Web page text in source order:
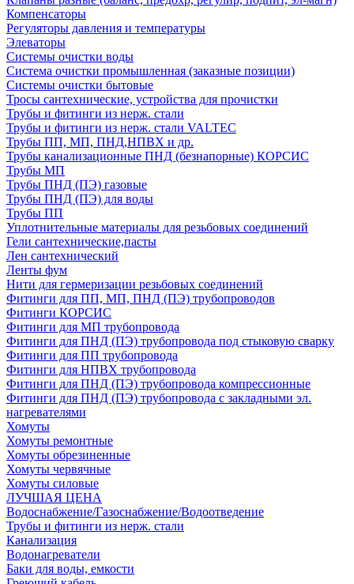
Компенсаторы
Регуляторы давления и температуры
Элеваторы
Системы очистки воды
Система очистки промышленная (заказные позиции)
Системы очистки бытовые
Тросы сантехнические, устройства для прочистки
Трубы и фитинги из нерж. стали
Трубы и фитинги из нерж. стали VALTEC
Трубы ПП, МП, ПНД,НПВХ и др.
Трубы канализационные ПНД (безнапорные) КОРСИС
Трубы МП
Трубы ПНД (ПЭ) газовые
Трубы ПНД (ПЭ) для воды
Трубы ПП
Уплотнительные материалы для резьбовых соединений
Гели сантехнические,пасты
Лен сантехнический
Ленты фум
Нити для гермеризации резьбовых соединений
Фитинги для ПП, МП, ПНД (ПЭ) трубопроводов
Фитинги КОРСИС
Фитинги для МП трубопровода
Фитинги для ПНД (ПЭ) трубопровода под стыковую сварку
Фитинги для ПП трубопровода
Фитинги для НПВХ трубопровода
Фитинги для ПНД (ПЭ) трубопровода компрессионные
Фитинги для ПНД (ПЭ) трубопровода с закладными эл.
нагревателями
Хомуты
Хомуты ремонтные
Хомуты обрезиненные
Хомуты червячные
Хомуты силовые
ЛУЧШАЯ ЦЕНА
Водоснабжение/Газоснабжение/Водоотведение
Трубы и фитинги из нерж. стали
Канализация
Водонагреватели
Баки для воды, емкости